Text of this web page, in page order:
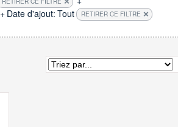
+ Date d'ajout: Tout RETIRER CE FILTRE